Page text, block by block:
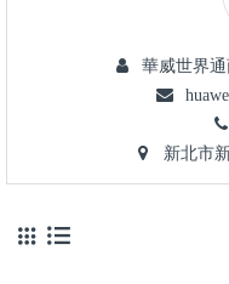
華威世界通
新北市